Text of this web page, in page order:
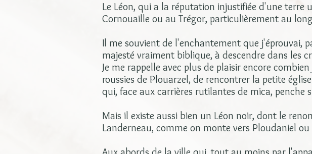
Le Léon, qui a la réputation injustifiée d'une
Cornouaille ou au Trégor, particulièrement au
Il me souvient de l'enchantement que j'éprouvai,
majesté vraiment biblique, à descendre dans les
Je me rappelle avec plus de plaisir encore
roussies de Plouarzel, de rencontrer la petite
qui, face aux carrières rutilantes de mica, penche
Mais il existe aussi bien un Léon noir, dont le
Landerneau, comme on monte vers Ploudaniel